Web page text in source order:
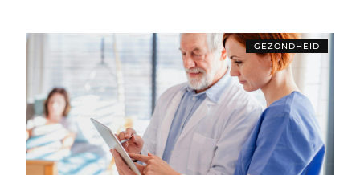
GEZONDHEID